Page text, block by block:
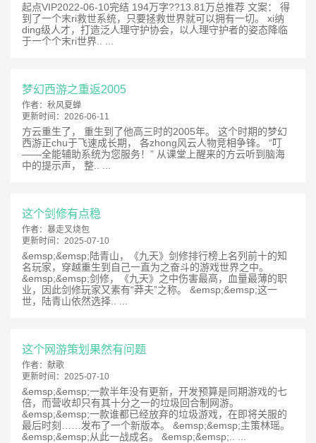
起点VIP2022-06-10完结 194万字??13.81万总推荐 文案： 得
到了一个末ri救世系统，只要拯救世界就可以拥有一切。 xi纳
ding级人才，打造泛人理守护协会，以人理守护者的姿态降临
于一个个末ri世界.. ...
梦幻西游之重返2005
作者： 秋风夏蝉
更新时间： 2026-06-11
方云重生了， 重生到了他高三时的2005年。 这个时期的梦幻
西游正chu于飞速成长期， 各zhong风云人物竞相争锋。 “叮
——全能辅助系统为您服务！” 从课堂上醒来的方云听到脑海
中的提示声， 整.. ...
这个剑修有点稳
作者： 暴走叉烧包
更新时间： 2025-07-10
&emsp;&emsp;陆青山，《九天》剑修排行榜上名列前十的知
名玩家，穿越重生到自己一直为之奋斗的游戏世界之中。
&emsp;&emsp;剑修，《九天》之中伤害最高，血量最薄的职
业，因此剑修玩家又素有“莽夫”之称。 &emsp;&emsp;这一
世，陆青山依然选择.. ...
这个网游策划果然有问题
作者： 献歌
更新时间： 2025-07-10
&emsp;&emsp;一款半年没有更新，开发预算是同期游戏的七
倍，而营收却只有其十分之一的垃圾回合制网游。
&emsp;&emsp;一款谁都已经放弃的垃圾游戏，在即将关服的
最后时刻……发布了一个新版本。 &emsp;&emsp;主策林瑶。
&emsp;&emsp;从此一战成名。 &emsp;&emsp;.. ...